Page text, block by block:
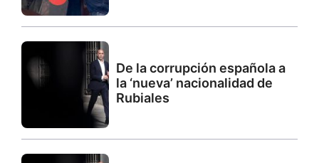
De la corrupción española a
la ‘nueva’ nacionalidad de
Rubiales